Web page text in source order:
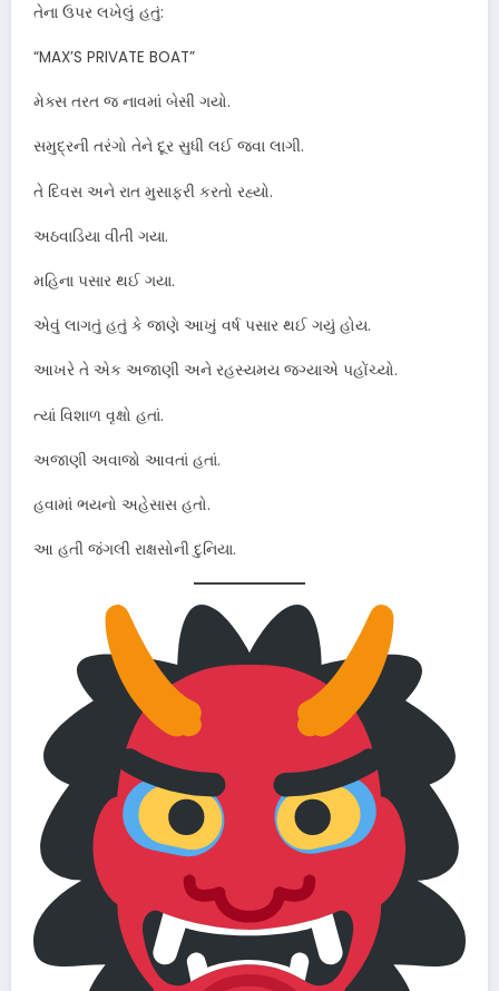
તેના ઉપર લખેલું હતું:
“MAX’S PRIVATE BOAT”
મેક્સ તરત જ નાવમાં બેસી ગયો.
સમુદ્રની તરંગો તેને દૂર સુધી લઈ જવા લાગી.
તે દિવસ અને રાત મુસાફરી કરતો રહ્યો.
અઠવાડિયા વીતી ગયા.
મહિના પસાર થઈ ગયા.
એવું લાગતું હતું કે જાણે આખું વર્ષ પસાર થઈ ગયું હોય.
આખરે તે એક અજાણી અને રહસ્યમય જગ્યાએ પહોંચ્યો.
ત્યાં વિશાળ વૃક્ષો હતાં.
અજાણી અવાજો આવતાં હતાં.
હવામાં ભયનો અહેસાસ હતો.
આ હતી જંગલી રાક્ષસોની દુનિયા.